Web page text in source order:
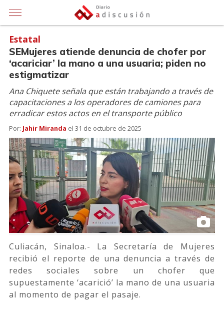
Estatal
SEMujeres atiende denuncia de chofer por
‘acariciar’ la mano a una usuaria; piden no
estigmatizar
Ana Chiquete señala que están trabajando a través de
capacitaciones a los operadores de camiones para
erradicar estos actos en el transporte público
Por: Jahir Miranda el 31 de octubre de 2025
Culiacán, Sinaloa.- La Secretaría de Mujeres
recibió el reporte de una denuncia a través de
redes sociales sobre un chofer que
supuestamente ‘acarició’ la mano de una usuaria
al momento de pagar el pasaje.